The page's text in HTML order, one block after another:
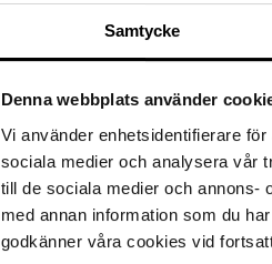
Samtycke
Denna webbplats använder
Vi använder enhetsidentifierare
sociala medier och analysera vår
till de sociala medier och annons-
med annan information som du
godkänner våra cookies vid
Brushworks Tan Applicator Mitt
hanska Itseruskettaville tuotteille
Brushworksilta
6,95 €